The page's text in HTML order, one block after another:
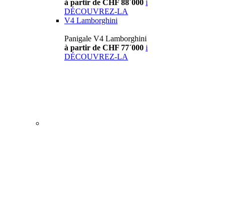
à partir de CHF 88´000 i
DÉCOUVREZ-LA
V4 Lamborghini
Panigale V4 Lamborghini
à partir de CHF 77´000 i
DÉCOUVREZ-LA